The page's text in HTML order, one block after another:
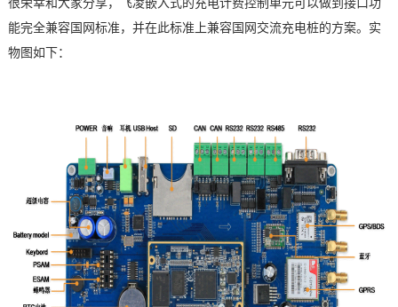
很荣幸和大家分享， 飞凌嵌入式的充电计费控制单元可以做到接口功
能完全兼容国网标准，并在此标准上兼容国网交流充电桩的方案。实
物图如下：